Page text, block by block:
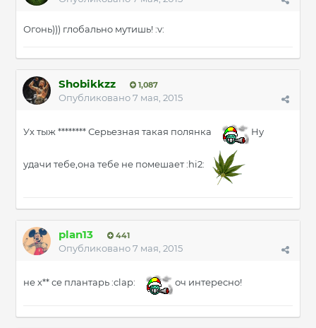
Огонь))) глобально мутишь! :v:
Shobikkzz 1,087
Опубликовано7 мая, 2015
Ух тыж ******** Серьезная такая полянка Ну
удачи тебе,она тебе не помешает :hi2:
plan13 441
Опубликовано7 мая, 2015
не х** се плантарь :clap: оч интересно!